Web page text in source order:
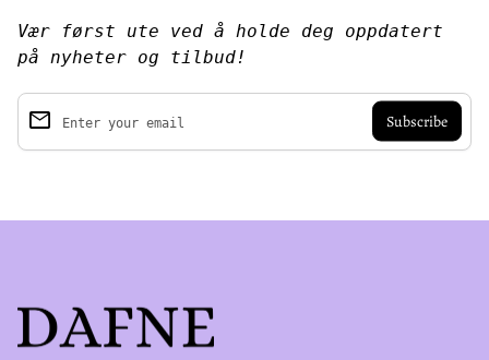
Vær først ute ved å holde deg oppdatert
på nyheter og tilbud!
Enter your email
email